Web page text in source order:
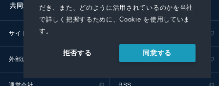
だき、また、どのように活用されているのかを当社
で詳しく把握するために、Cookie を使用していま
す。
拒否する 同意する
共同通信社グループ
サイトポリシー
外部送信ポリシー プレスリリース取扱基準
運営会社 RSS